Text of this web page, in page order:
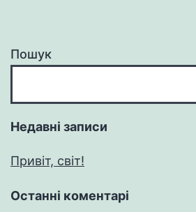
Пошук
Недавні записи
Привіт, світ!
Останні коментарі